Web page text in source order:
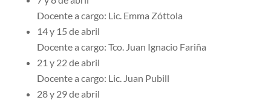
Docente a cargo: Lic. Emma Zóttola
14 y 15 de abril
Docente a cargo: Tco. Juan Ignacio Fariña
21 y 22 de abril
Docente a cargo: Lic. Juan Pubill
28 y 29 de abril